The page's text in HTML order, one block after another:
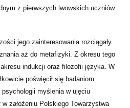
z pierwszych lwowskich uczniów
jego zainteresowania rozciągały
aż do metafizyki. Z okresu tego
indukcji oraz filozofii języka. W
poświęcił się badaniom
myślenia w ujęciu
założeniu Polskiego Towarzystwa